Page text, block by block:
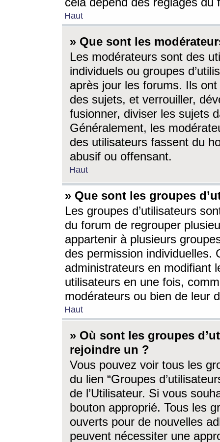
Haut
» Que sont les
Les modérateurs sont des
individuels ou groupes
après jour les forums. Ils ont
des sujets, et verrouiller,
fusionner, diviser les sujets
Généralement, les
des utilisateurs fassent du
abusif ou offensant.
Haut
» Que sont les groupes
Les groupes d’utilisateurs
du forum de regrouper
appartenir à plusieurs
des permission individuelles.
administrateurs en modifiant
utilisateurs en une fois,
modérateurs ou bien de leur
Haut
» Où sont les groupes
rejoindre un ?
Vous pouvez voir tous les
du lien “Groupes
de l’Utilisateur. Si vous
bouton approprié. Tous les
ouverts pour de nouvelles
peuvent nécessiter une